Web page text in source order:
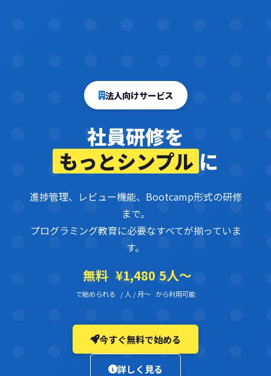
法人向けサービス
社員研修を
もっとシンプル に
進捗管理、レビュー機能、Bootcamp形式の研修
まで。
プログラミング教育に必要なすべてが揃っていま
す。
無料
で始められる
¥1,480
/ 人 / 月〜
5人〜
から利用可能
今すぐ無料で始める
詳しく見る